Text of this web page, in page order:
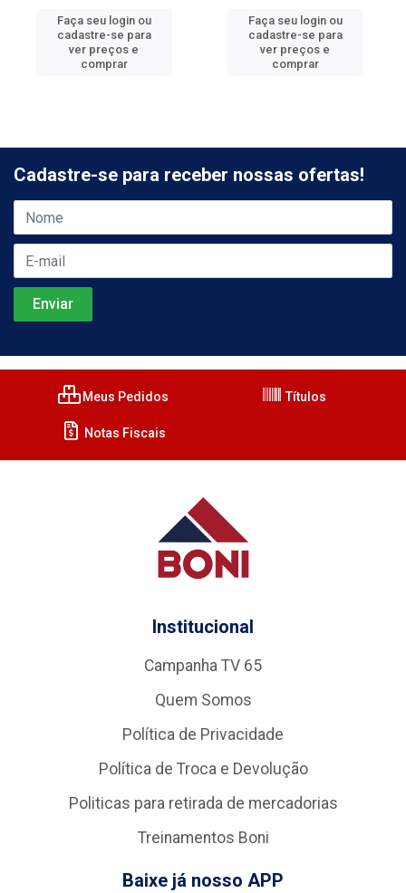
Faça seu login ou
cadastre-se para
ver preços e
comprar
Faça seu login ou
cadastre-se para
ver preços e
comprar
Cadastre-se para receber nossas ofertas!
Meus Pedidos Títulos
Notas Fiscais
Institucional
Campanha TV 65
Quem Somos
Política de Privacidade
Política de Troca e Devolução
Politicas para retirada de mercadorias
Treinamentos Boni
Baixe já nosso APP